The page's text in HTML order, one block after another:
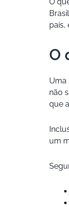
país,
O
Uma
não
que
um